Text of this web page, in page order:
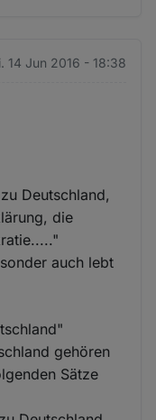
14 Jun 2016 - 18:38
Deutschland,
die
auch lebt
gehören
Sätze